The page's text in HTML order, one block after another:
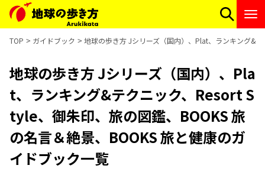
TOP ガイドブック 地球の歩き方 Jシリーズ（国内）、Plat、ランキング&
地球の歩き方 Jシリーズ（国内）、Pla
t、ランキング&テクニック、Resort S
tyle、御朱印、旅の図鑑、BOOKS 旅
の名言＆絶景、BOOKS 旅と健康のガ
イドブック一覧